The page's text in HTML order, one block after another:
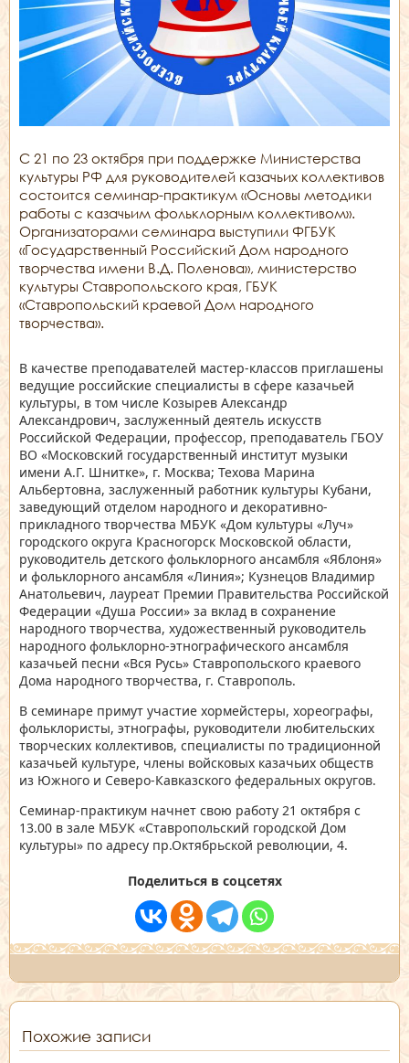
С 21 по 23 октября при поддержке Министерства
культуры РФ для руководителей казачьих коллективов
состоится семинар-практикум «Основы методики
работы с казачьим фольклорным коллективом».
Организаторами семинара выступили ФГБУК
«Государственный Российский Дом народного
творчества имени В.Д. Поленова», министерство
культуры Ставропольского края, ГБУК
«Ставропольский краевой Дом народного
творчества».
В качестве преподавателей мастер-классов приглашены
ведущие российские специалисты в сфере казачьей
культуры, в том числе Козырев Александр
Александрович, заслуженный деятель искусств
Российской Федерации, профессор, преподаватель ГБОУ
ВО «Московский государственный институт музыки
имени А.Г. Шнитке», г. Москва; Техова Марина
Альбертовна, заслуженный работник культуры Кубани,
заведующий отделом народного и декоративно-
прикладного творчества МБУК «Дом культуры «Луч»
городского округа Красногорск Московской области,
руководитель детского фольклорного ансамбля «Яблоня»
и фольклорного ансамбля «Линия»; Кузнецов Владимир
Анатольевич, лауреат Премии Правительства Российской
Федерации «Душа России» за вклад в сохранение
народного творчества, художественный руководитель
народного фольклорно-этнографического ансамбля
казачьей песни «Вся Русь» Ставропольского краевого
Дома народного творчества, г. Ставрополь.
В семинаре примут участие хормейстеры, хореографы,
фольклористы, этнографы, руководители любительских
творческих коллективов, специалисты по традиционной
казачьей культуре, члены войсковых казачьих обществ
из Южного и Северо-Кавказского федеральных округов.
Семинар-практикум начнет свою работу 21 октября с
13.00 в зале МБУК «Ставропольский городской Дом
культуры» по адресу пр.Октябрьской революции, 4.
Поделиться в соцсетях
Похожие записи